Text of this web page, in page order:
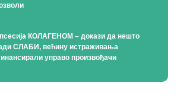
КОЛАГЕНОМ – докази да нешто
СЛАБИ, већину истраживања
управо произвођачи